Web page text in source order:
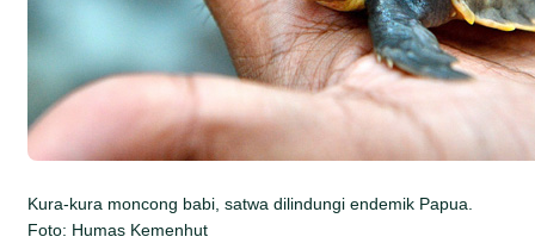
Kura-kura moncong babi, satwa dilindungi endemik Papua.
Foto: Humas Kemenhut